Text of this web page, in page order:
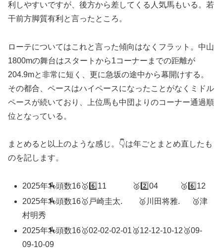
利しやすいですが、後方から差してくる人気馬もいる。若
干前方脚質有利と言ったところ。
ローテについてはこれと言った傾向はなくフラット。中山
1800mの舞台はスタートから1コーナーまでの距離が
204.9mと非常に短く、更に急坂の途中から幕開けする。
その都合、ペースはハイペースになったことがなくミドル
ペースが続いており、上位馬も中団よりのコーナー通過順
位となっている。
まとめると以上のような感じ。👇は年ごとまとめ直したも
のを記します。
2025年🏇頭数16🥇6️⃣11 🥈2️⃣04 🥉6️⃣12
2025年🏇頭数16🥇戸崎圭太. 🥈川田将雅. 🥉津
村明秀
2025年🏇頭数16🥇02-02-02-01🥈12-12-10-12🥉09-
09-10-09